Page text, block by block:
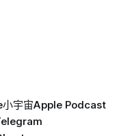
小宇宙Apple Podcast